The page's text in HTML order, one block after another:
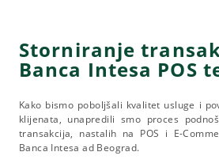
Storniranje
Banca Intesa POS
Kako bismo poboljšali kvalitet usluge i
klijenata, unapredili smo proces
transakcija, nastalih na POS i E-
Banca Intesa ad Beograd.